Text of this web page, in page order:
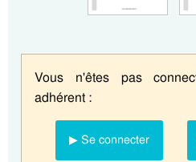
Vous n'êtes pas
adhérent :
▶ Se connecter